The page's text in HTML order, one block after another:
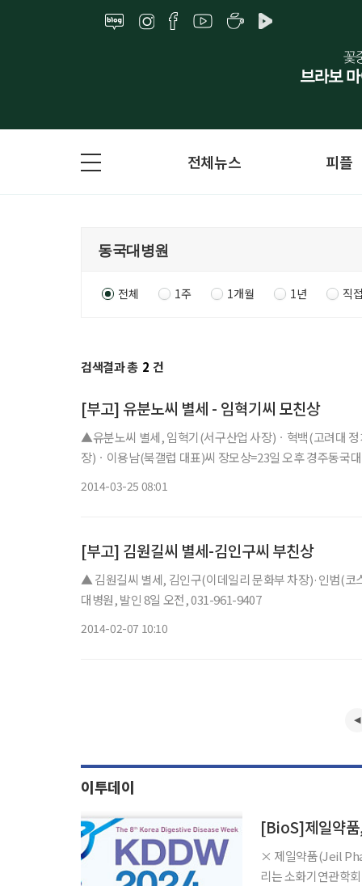
전체뉴스 피플
전체 1주 1개월 1년 직
검색결과 총 2 건
[부고] 유분노씨 별세 - 임혁기씨 모친상
▲유분노씨 별세, 임혁기(서구산업 사장)ㆍ혁백(고려대
장)ㆍ이용남(북갤럽 대표)씨 장모상=23일 오후 경주동국
2014-03-25 08:01
[부고] 김원길씨 별세-김인구씨 부친상
▲ 김원길씨 별세, 김인구(이데일리 문화부 차장)·인범(코
대병원, 발인 8일 오전, 031-961-9407
2014-02-07 10:10
이투데이
[BioS]제일약
× 제일약품(Jeil
리는 소화기연관학